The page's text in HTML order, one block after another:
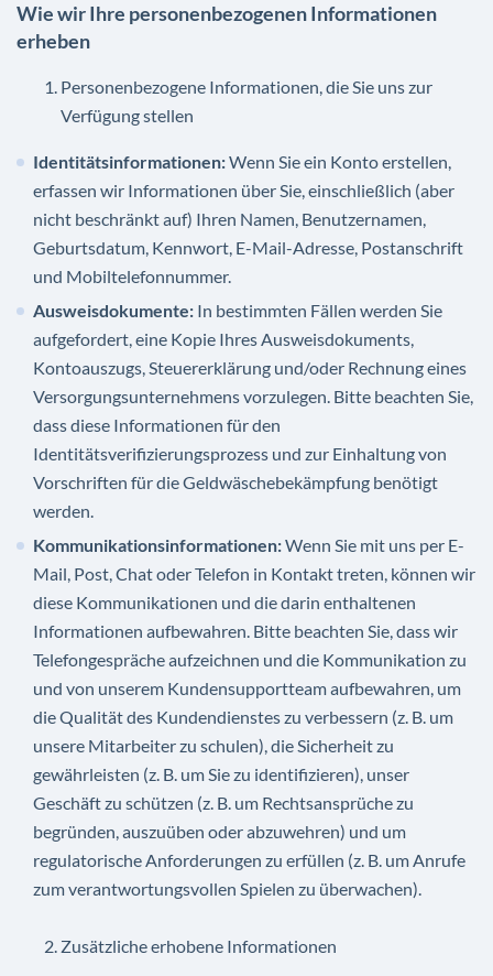
Wie wir Ihre personenbezogenen Informationen
erheben
Personenbezogene Informationen, die Sie uns zur
Verfügung stellen
Identitätsinformationen:Wenn Sie ein Konto erstellen,
erfassen wir Informationen über Sie, einschließlich (aber
nicht beschränkt auf) Ihren Namen, Benutzernamen,
Geburtsdatum, Kennwort, E-Mail-Adresse, Postanschrift
und Mobiltelefonnummer.
Ausweisdokumente: In bestimmten Fällen werden Sie
aufgefordert, eine Kopie Ihres Ausweisdokuments,
Kontoauszugs, Steuererklärung und/oder Rechnung eines
Versorgungsunternehmens vorzulegen. Bitte beachten Sie,
dass diese Informationen für den
Identitätsverifizierungsprozess und zur Einhaltung von
Vorschriften für die Geldwäschebekämpfung benötigt
werden.
Kommunikationsinformationen:Wenn Sie mit uns per E-
Mail, Post, Chat oder Telefon in Kontakt treten, können wir
diese Kommunikationen und die darin enthaltenen
Informationen aufbewahren. Bitte beachten Sie, dass wir
Telefongespräche aufzeichnen und die Kommunikation zu
und von unserem Kundensupportteam aufbewahren, um
die Qualität des Kundendienstes zu verbessern (z. B. um
unsere Mitarbeiter zu schulen), die Sicherheit zu
gewährleisten (z. B. um Sie zu identifizieren), unser
Geschäft zu schützen (z. B. um Rechtsansprüche zu
begründen, auszuüben oder abzuwehren) und um
regulatorische Anforderungen zu erfüllen (z. B. um Anrufe
zum verantwortungsvollen Spielen zu überwachen).
Zusätzliche erhobene Informationen